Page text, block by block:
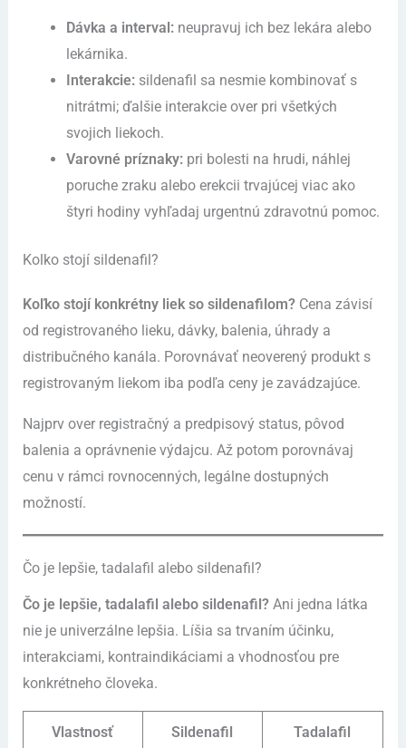
Dávka a interval:neupravuj ich bez lekára alebo
lekárnika.
Interakcie:sildenafil sa nesmie kombinovať s
nitrátmi; ďalšie interakcie over pri všetkých
svojich liekoch.
Varovné príznaky:pri bolesti na hrudi, náhlej
poruche zraku alebo erekcii trvajúcej viac ako
štyri hodiny vyhľadaj urgentnú zdravotnú pomoc.
Kolko stojí sildenafil?
Koľko stojí konkrétny liek so sildenafilom?Cena závisí
od registrovaného lieku, dávky, balenia, úhrady a
distribučného kanála. Porovnávať neoverený produkt s
registrovaným liekom iba podľa ceny je zavádzajúce.
Najprv over registračný a predpisový status, pôvod
balenia a oprávnenie výdajcu. Až potom porovnávaj
cenu v rámci rovnocenných, legálne dostupných
možností.
Čo je lepšie, tadalafil alebo sildenafil?
Čo je lepšie, tadalafil alebo sildenafil?Ani jedna látka
nie je univerzálne lepšia. Líšia sa trvaním účinku,
interakciami, kontraindikáciami a vhodnosťou pre
konkrétneho človeka.
Vlastnosť Sildenafil Tadalafil